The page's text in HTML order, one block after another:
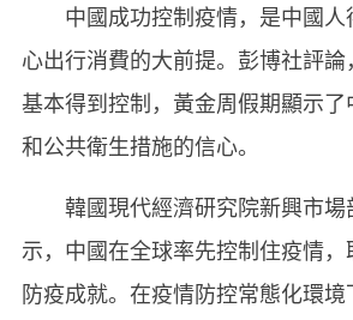
中國成功控制疫情，是中國人
心出行消費的大前提。彭博社評
基本得到控制，黃金周假期顯示
和公共衛生措施的信心。
韓國現代經濟研究院新興市場
示，中國在全球率先控制住疫情
防疫成就。在疫情防控常態化環